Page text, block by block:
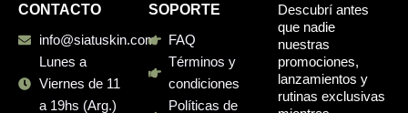
CONTACTO
info@siatuskin.com
Lunes a
Viernes de 11
a 19hs (Arg.)
SOPORTE
FAQ
Términos y
condiciones
Políticas de
Descubrí antes
que nadie
nuestras
promociones,
lanzamientos y
rutinas exclusivas